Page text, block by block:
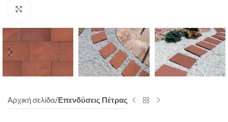
Αρχική σελίδα Επενδύσεις Πέτρας